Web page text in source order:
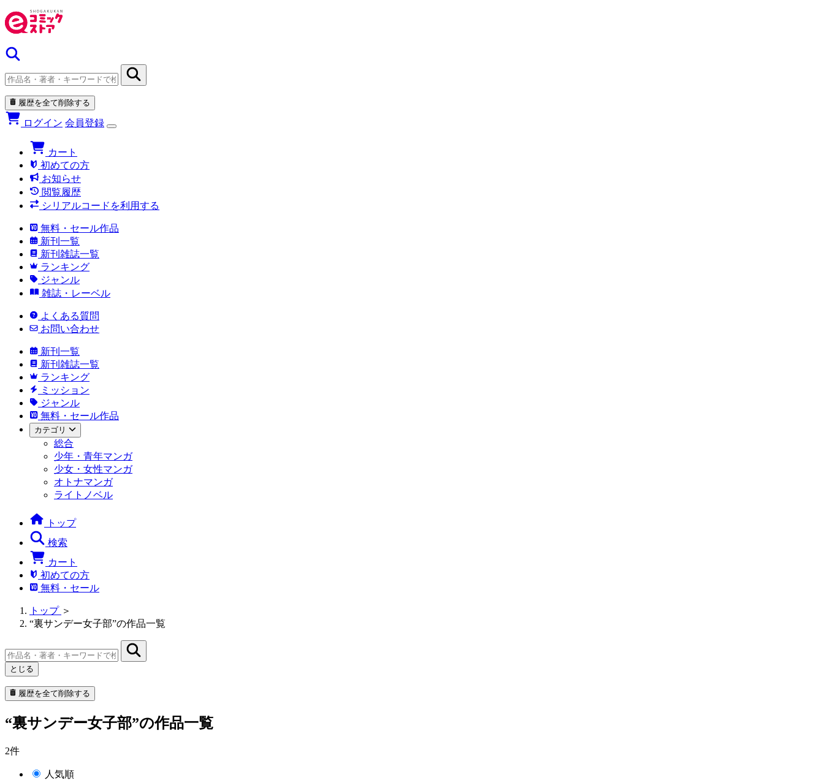
履歴を全て削除する
ログイン 会員登録
カート
初めての方
お知らせ
閲覧履歴
シリアルコードを利用する
無料・セール作品
新刊一覧
新刊雑誌一覧
ランキング
ジャンル
雑誌・レーベル
よくある質問
お問い合わせ
新刊一覧
新刊雑誌一覧
ランキング
ミッション
ジャンル
無料・セール作品
カテゴリ
総合
少年・青年マンガ
少女・女性マンガ
オトナマンガ
ライトノベル
トップ
検索
カート
初めての方
無料・セール
トップ ＞
“裏サンデー女子部”の作品一覧
とじる
履歴を全て削除する
“裏サンデー女子部”の作品一覧
2件
人気順